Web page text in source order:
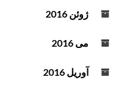
ژوئن 2016
می 2016
آوریل 2016